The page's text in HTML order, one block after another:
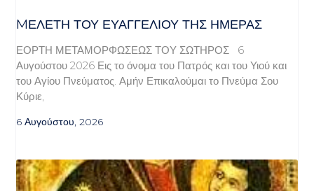
MΕΛΈΤΗ ΤΟΥ ΕΥΑΓΓΕΛΊΟΥ ΤΗΣ ΗΜΈΡΑΣ
ΕΟΡΤΗ ΜΕΤΑΜΟΡΦΩΣΕΩΣ ΤΟΥ ΣΩΤΗΡΟΣ 6
Αυγούστου 2026 Εις το όνομα του Πατρός και του Υιού και
του Αγίου Πνεύματος. Αμήν Επικαλούμαι το Πνεύμα Σου
Κύριε,
6 Αυγούστου, 2026